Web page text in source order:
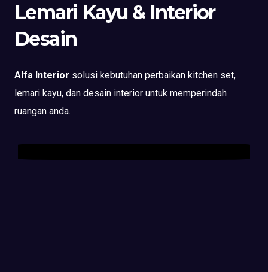
Lemari Kayu & Interior
Desain
Alfa Interior solusi kebutuhan perbaikan kitchen set,
lemari kayu, dan desain interior untuk memperindah
ruangan anda.